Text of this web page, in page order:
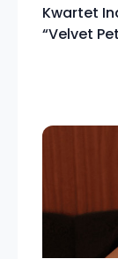
Kwartet
“Velvet